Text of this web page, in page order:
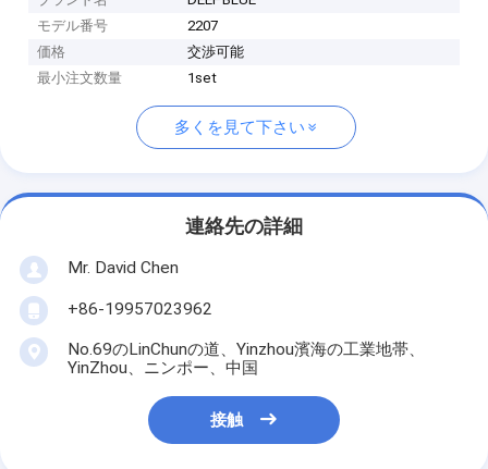
モデル番号
2207
価格
交渉可能
最小注文数量
1set
多くを見て下さい
連絡先の詳細
Mr. David Chen
+86-19957023962
No.69のLinChunの道、Yinzhou濱海の工業地帯、
YinZhou、ニンポー、中国
接触